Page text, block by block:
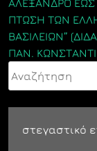
ΑΛΕΞΑΝΔΡΟ ΕΩΣ
ΠΤΩΣΗ ΤΩΝ
ΒΑΣΙΛΕΙΩΝ”
ΠΑΝ.
Αναζήτηση
στεγαστικό